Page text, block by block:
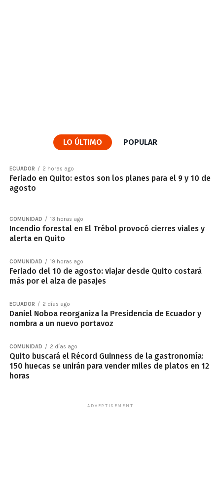
LO ÚLTIMO POPULAR
ECUADOR 2 horas ago
Feriado en Quito: estos son los planes para el 9 y 10 de
agosto
COMUNIDAD 13 horas ago
Incendio forestal en El Trébol provocó cierres viales y
alerta en Quito
COMUNIDAD 19 horas ago
Feriado del 10 de agosto: viajar desde Quito costará
más por el alza de pasajes
ECUADOR 2 días ago
Daniel Noboa reorganiza la Presidencia de Ecuador y
nombra a un nuevo portavoz
COMUNIDAD 2 días ago
Quito buscará el Récord Guinness de la gastronomía:
150 huecas se unirán para vender miles de platos en 12
horas
ADVERTISEMENT